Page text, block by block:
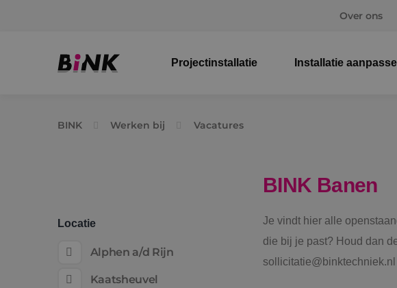
Over ons
Projectinstallatie Installatie
BINK Werken bij Vacatures
Locatie
Alphen a/d Rijn
Kaatsheuvel
BINK Banen
Je vindt hier alle
die bij je past? Houd dan
sollicitatie@binktechniek.nl